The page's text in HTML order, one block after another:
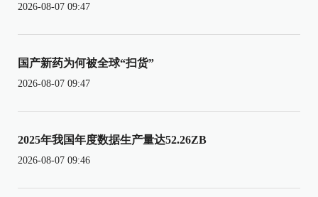
2026-08-07 09:47
国产新药为何被全球“扫货”
2026-08-07 09:47
2025年我国年度数据生产量达52.26ZB
2026-08-07 09:46